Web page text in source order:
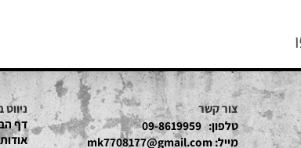
צור קשר
ניווט באתר